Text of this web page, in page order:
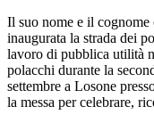
Il suo nome e il
inaugurata la strada dei
lavoro di pubblica utilità
polacchi durante la
settembre a Losone
la messa per celebrare,